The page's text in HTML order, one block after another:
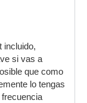
incluido,
si vas a
que como
lo tengas